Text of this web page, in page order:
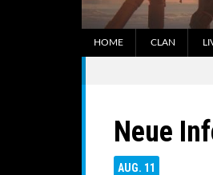
HOME CLAN
Neue
AUG. 11